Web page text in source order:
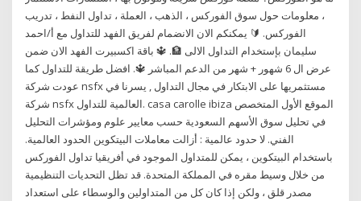
، معلومات حول سوق الفوركس ، الذهب ، العملة ، تداول النفط ، تدريب
الفوركس. 🔰 يمكنكم الان الانضمام لفريق الفهد للتداول مع أ/احمد
سليمان بإستخدام التداول الالى 🏦. 🔱 باقة اكسبيرت الفهد الان ضمن
عرض ال 6 شهور + شهر من الدعم المباشر 🔱. افضل طريقة للتداول كما
عودت شركة nsfx مستثمريها على الابتكار في مجال التداول , يسرنا في
شركة nsfx العالمية للتداول. casa carolle ibiza الموقع الأول المتخصص
في تحليل سوق الأسهم السعودية حسب معايير علوم ومؤشرات التحليل
الفني. لا حدود عالمية : أزالت معاملات البيتكوين الحدود العالمية.
باستخدام البيتكوين ، يمكن للمتداول الموجود في أفريقيا تداول الفوركس
من خلال وسيط مقره في المملكة المتحدة. قد تظل التحديات التنظيمية
مصدر قلق ، ولكن إذا كان كل من المتداولين والوسطاء على استعداد